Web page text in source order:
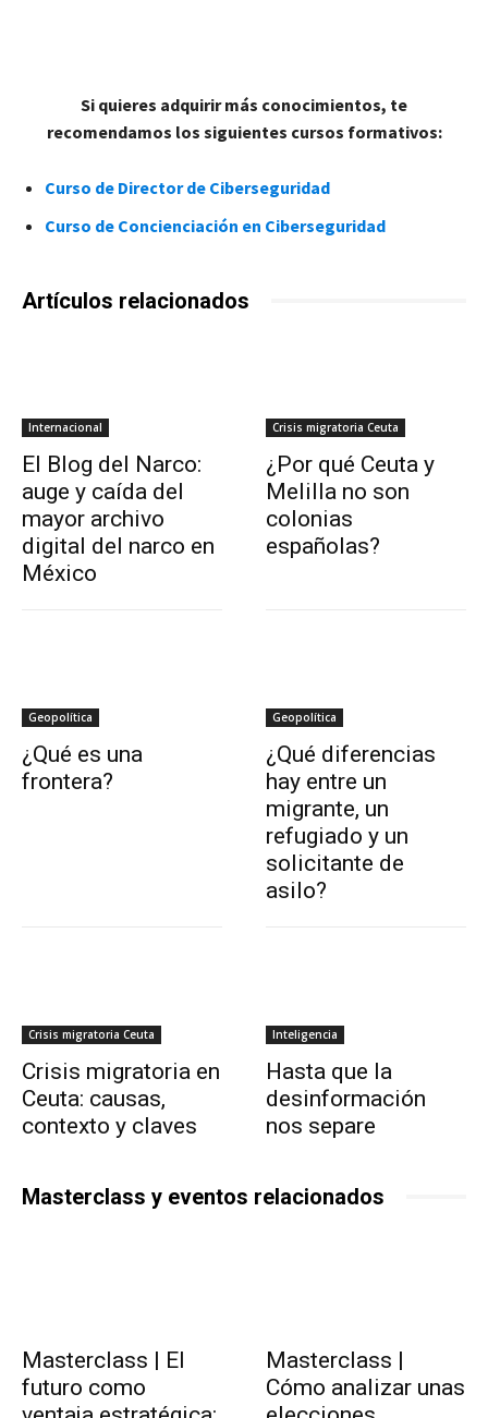
Si quieres adquirir más conocimientos, te
recomendamos los siguientes cursos formativos:
Curso de Director de Ciberseguridad
Curso de Concienciación en Ciberseguridad
Artículos relacionados
Internacional
El Blog del Narco:
auge y caída del
mayor archivo
digital del narco en
México
Crisis migratoria Ceuta
¿Por qué Ceuta y
Melilla no son
colonias
españolas?
Geopolítica
¿Qué es una
frontera?
Geopolítica
¿Qué diferencias
hay entre un
migrante, un
refugiado y un
solicitante de
asilo?
Crisis migratoria Ceuta
Crisis migratoria en
Ceuta: causas,
contexto y claves
Inteligencia
Hasta que la
desinformación
nos separe
Masterclass y eventos relacionados
Masterclass | El
futuro como
Masterclass |
Cómo analizar unas